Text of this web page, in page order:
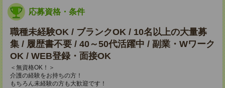
応募資格・条件
職種未経験OK / ブランクOK / 10名以上の大量募
集 / 履歴書不要 / 40～50代活躍中 / 副業・Wワーク
OK / WEB登録・面接OK
＜無資格OK！＞
介護の経験をお持ちの方！
もちろん未経験の方も大歓迎です！